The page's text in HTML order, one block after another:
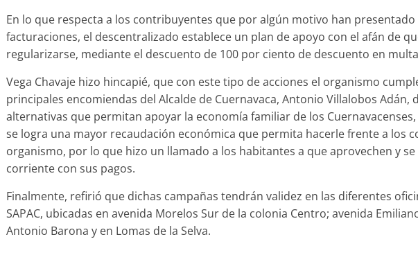
En lo que respecta a los contribuyentes que por algún motivo han presentado
facturaciones, el descentralizado establece un plan de apoyo con el afán de
regularizarse, mediante el descuento de 100 por ciento de descuento en
Vega Chavaje hizo hincapié, que con este tipo de acciones el organismo
principales encomiendas del Alcalde de Cuernavaca, Antonio Villalobos Adán,
alternativas que permitan apoyar la economía familiar de los
se logra una mayor recaudación económica que permita hacerle frente a los
organismo, por lo que hizo un llamado a los habitantes a que aprovechen y
corriente con sus pagos.
Finalmente, refirió que dichas campañas tendrán validez en las diferentes
SAPAC, ubicadas en avenida Morelos Sur de la colonia Centro; avenida
Antonio Barona y en Lomas de la Selva.